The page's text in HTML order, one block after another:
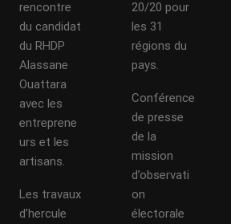
rencontre
du candidat
du RHDP
Alassane
Ouattara
avec les
entreprene
urs et les
artisans.
Les travaux
d’hercule
20/20 pour
les 31
régions du
pays.
Conférence
de presse
de la
mission
d’observati
on
électorale